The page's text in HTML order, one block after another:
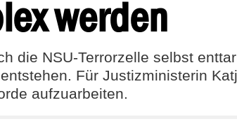
werden
die NSU-Terrorzelle selbst
Für Justizministerin
aufzuarbeiten.